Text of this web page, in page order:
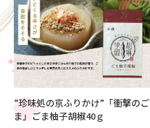
”珍味処の京ふりかけ”「衝撃のご
ま」ごま柚子胡椒40ｇ